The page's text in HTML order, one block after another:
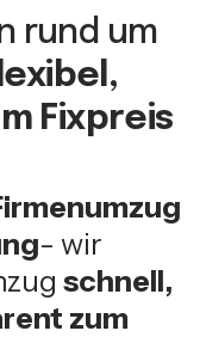
rund um
Fixpreis
- wir
schnell,
zum